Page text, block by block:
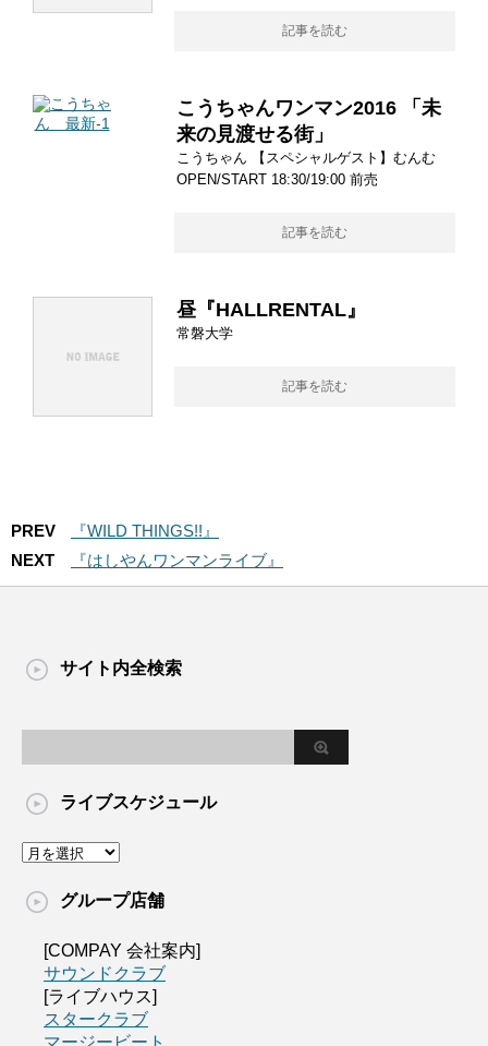
記事を読む
こうちゃんワンマン2016 「未
来の見渡せる街」
こうちゃん 【スペシャルゲスト】むんむ
OPEN/START 18:30/19:00 前売
記事を読む
昼『HALLRENTAL』
常磐大学
記事を読む
PREV
『WILD THINGS!!』
NEXT
『はしやんワンマンライブ』
サイト内全検索
ライブスケジュール
グループ店舗
[COMPAY 会社案内]
サウンドクラブ
[ライブハウス]
スタークラブ